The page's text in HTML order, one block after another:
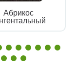
Абрикос